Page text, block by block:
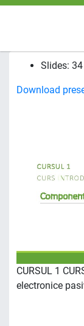
Slides: 34
Download
CURSUL 1
electronice